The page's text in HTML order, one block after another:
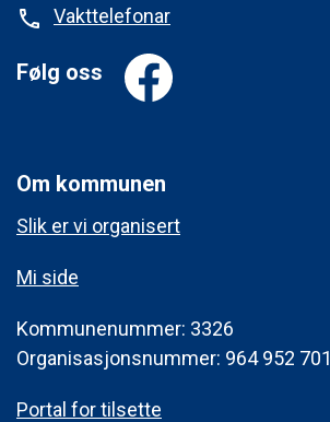
phone Vakttelefonar
Følg oss
Om kommunen
Slik er vi organisert
Mi side
Kommunenummer: 3326
Organisasjonsnummer: 964 952 701
Portal for tilsette